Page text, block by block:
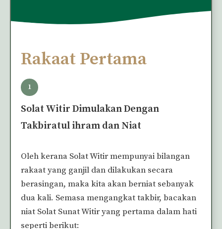
Rakaat Pertama
1
Solat Witir Dimulakan Dengan
Takbiratul ihram dan Niat
Oleh kerana Solat Witir mempunyai bilangan
rakaat yang ganjil dan dilakukan secara
berasingan, maka kita akan berniat sebanyak
dua kali. Semasa mengangkat takbir, bacakan
niat Solat Sunat Witir yang pertama dalam hati
seperti berikut: